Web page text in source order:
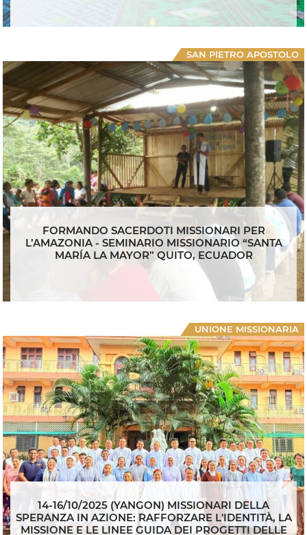
SAN PIETRO APOSTOLO
FORMANDO SACERDOTI MISSIONARI PER
L’AMAZONIA - SEMINARIO MISSIONARIO “SANTA
MARÍA LA MAYOR” QUITO, ECUADOR
UNIONE MISSIONARIA
14-16/10/2025 (YANGON) MISSIONARI DELLA
SPERANZA IN AZIONE: RAFFORZARE L'IDENTITÀ, LA
MISSIONE E LE LINEE GUIDA DEI PROGETTI DELLE